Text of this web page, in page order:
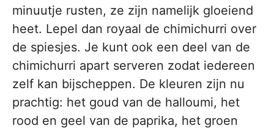
minuutje rusten, ze zijn namelijk gloeiend
heet. Lepel dan royaal de chimichurri over
de spiesjes. Je kunt ook een deel van de
chimichurri apart serveren zodat iedereen
zelf kan bijscheppen. De kleuren zijn nu
prachtig: het goud van de halloumi, het
rood en geel van de paprika, het groen